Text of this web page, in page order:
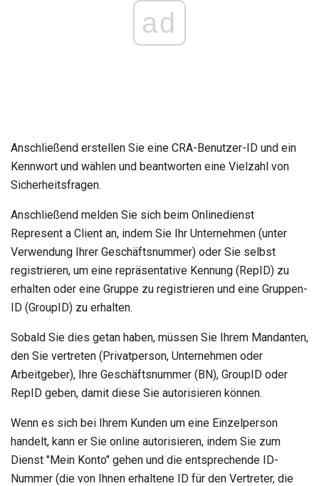
ad
Anschließend erstellen Sie eine CRA-Benutzer-ID und ein
Kennwort und wählen und beantworten eine Vielzahl von
Sicherheitsfragen.
Anschließend melden Sie sich beim Onlinedienst
Represent a Client an, indem Sie Ihr Unternehmen (unter
Verwendung Ihrer Geschäftsnummer) oder Sie selbst
registrieren, um eine repräsentative Kennung (RepID) zu
erhalten oder eine Gruppe zu registrieren und eine Gruppen-
ID (GroupID) zu erhalten.
Sobald Sie dies getan haben, müssen Sie Ihrem Mandanten,
den Sie vertreten (Privatperson, Unternehmen oder
Arbeitgeber), Ihre Geschäftsnummer (BN), GroupID oder
RepID geben, damit diese Sie autorisieren können.
Wenn es sich bei Ihrem Kunden um eine Einzelperson
handelt, kann er Sie online autorisieren, indem Sie zum
Dienst "Mein Konto" gehen und die entsprechende ID-
Nummer (die von Ihnen erhaltene ID für den Vertreter, die